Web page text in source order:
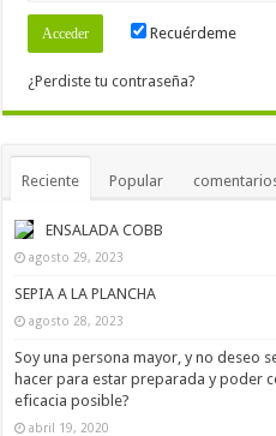
Recuérdeme
¿Perdiste tu contraseña?
Reciente Popular
ENSALADA COBB
agosto 29, 2023
SEPIA A LA PLANCHA
agosto 28, 2023
Soy una persona mayor, y no deseo
hacer para estar preparada y poder
eficacia posible?
abril 19, 2020